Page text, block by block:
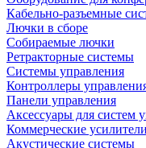
Кабельно-разъемные
Лючки в сборе
Собираемые лючки
Ретракторные системы
Системы управления
Контроллеры
Панели управления
Аксессуары для систем
Коммерческие
Акустические системы